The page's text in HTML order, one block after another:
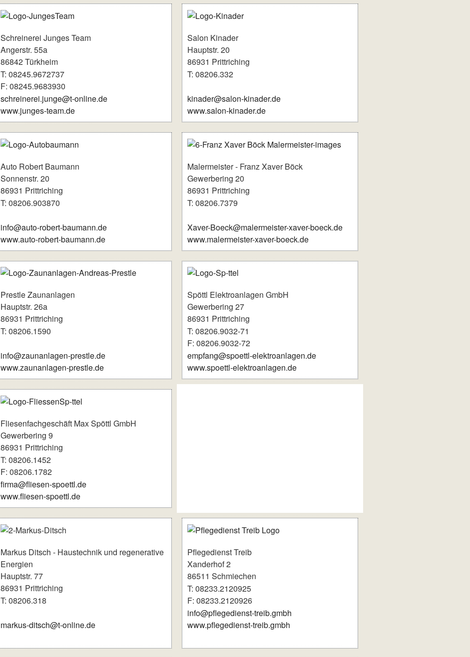
Schreinerei Junges Team
Angerstr. 55a
86842 Türkheim
T: 08245.9672737
F: 08245.9683930
schreinerei.junge@t-online.de
www.junges-team.de
Salon Kinader
Hauptstr. 20
86931 Prittriching
T: 08206.332
kinader@salon-kinader.de
www.salon-kinader.de
Auto Robert Baumann
Sonnenstr. 20
86931 Prittriching
T: 08206.903870
info@auto-robert-baumann.de
www.auto-robert-baumann.de
Malermeister - Franz Xaver Böck
Gewerbering 20
86931 Prittriching
T: 08206.7379
Xaver-Boeck@malermeister-xaver-boeck.de
www.malermeister-xaver-boeck.de
Prestle Zaunanlagen
Hauptstr. 26a
86931 Prittriching
T: 08206.1590
info@zaunanlagen-prestle.de
www.zaunanlagen-prestle.de
Spöttl Elektroanlagen GmbH
Gewerbering 27
86931 Prittriching
T: 08206.9032-71
F: 08206.9032-72
empfang@spoettl-elektroanlagen.de
www.spoettl-elektroanlagen.de
Fliesenfachgeschäft Max Spöttl GmbH
Gewerbering 9
86931 Prittriching
T: 08206.1452
F: 08206.1782
firma@fliesen-spoettl.de
www.fliesen-spoettl.de
Markus Ditsch - Haustechnik und regenerative
Energien
Hauptstr. 77
86931 Prittriching
T: 08206.318
markus-ditsch@t-online.de
Pflegedienst Treib
Xanderhof 2
86511 Schmiechen
T: 08233.2120925
F: 08233.2120926
info@pflegedienst-treib.gmbh
www.pflegedienst-treib.gmbh